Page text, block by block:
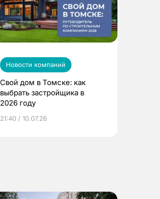
Новости компаний
Свой дом в Томске: как
выбрать застройщика в
2026 году
21:40 / 10.07.26